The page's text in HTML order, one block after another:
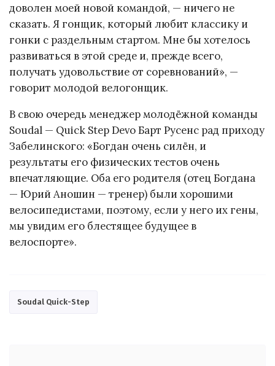
доволен моей новой командой, — ничего не
сказать. Я гонщик, который любит классику и
гонки с раздельным стартом. Мне бы хотелось
развиваться в этой среде и, прежде всего,
получать удовольствие от соревнований», —
говорит молодой велогонщик.
В свою очередь менеджер молодёжной команды
Soudal — Quick Step Devo Барт Русенс рад приходу
Забелинского: «Богдан очень силён, и
результаты его физических тестов очень
впечатляющие. Оба его родителя (отец Богдана
— Юрий Аношин — тренер) были хорошими
велосипедистами, поэтому, если у него их гены,
мы увидим его блестящее будущее в
велоспорте».
Soudal Quick-Step